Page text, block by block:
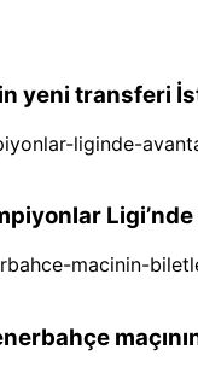
yeni transferi
Ligi’nde